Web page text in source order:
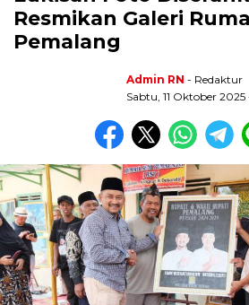
Resmikan Galeri
Pemalang
Admin RN - Redaktur
Sabtu, 11 Oktober 2025